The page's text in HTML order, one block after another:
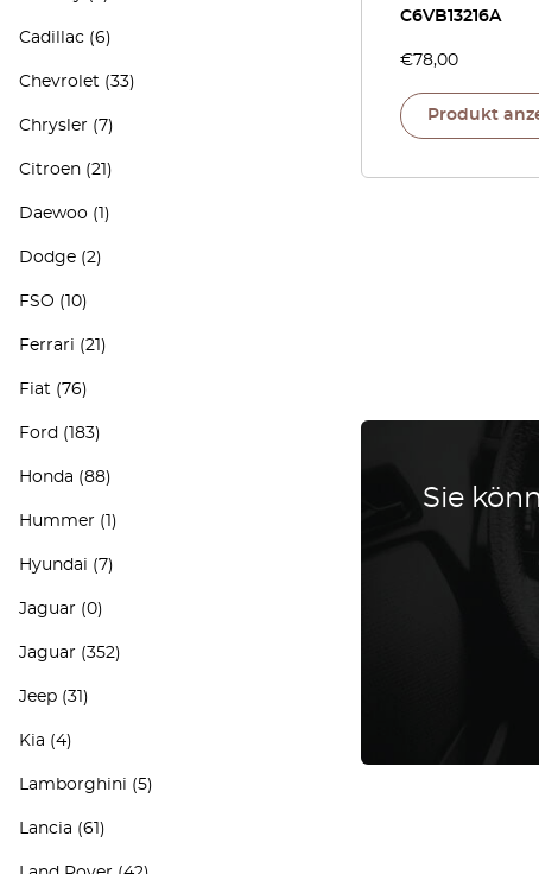
Cadillac (6)
Chevrolet (33)
Chrysler (7)
Citroen (21)
Daewoo (1)
Dodge (2)
FSO (10)
Ferrari (21)
Fiat (76)
Ford (183)
Honda (88)
Hummer (1)
Hyundai (7)
Jaguar (0)
Jaguar (352)
Jeep (31)
Kia (4)
Lamborghini (5)
Lancia (61)
C6VB13216A
€78,00
Produkt
Sie